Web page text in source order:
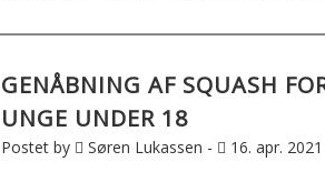
GENÅBNING AF SQUASH
UNGE UNDER 18
Postet by Søren Lukassen - 16. apr.